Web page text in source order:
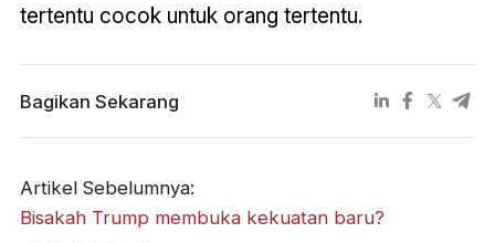
tertentu cocok untuk orang tertentu.
Bagikan Sekarang
Artikel Sebelumnya:
Bisakah Trump membuka kekuatan baru?